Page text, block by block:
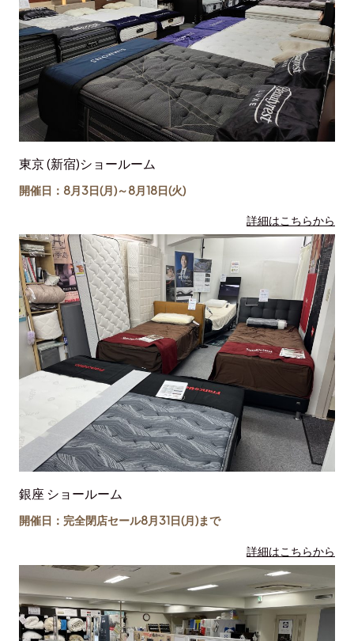
東京 (新宿)ショールーム
開催日：8月3日(月)～8月18日(火)
詳細はこちらから
銀座 ショールーム
開催日：完全閉店セール8月31日(月)まで
詳細はこちらから